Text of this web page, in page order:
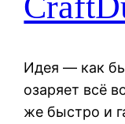
Идея — как
озаряет всё
же быстро и